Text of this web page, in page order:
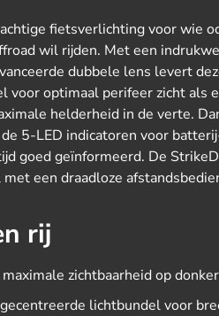
fietsverlichting voor wie
wil rijden. Met een
dubbele lens levert
voor optimaal perifeer zicht als
helderheid in de verte.
5-LED indicatoren voor
goed geïnformeerd. De
een draadloze
rij
zichtbaarheid op
lichtbundel voor